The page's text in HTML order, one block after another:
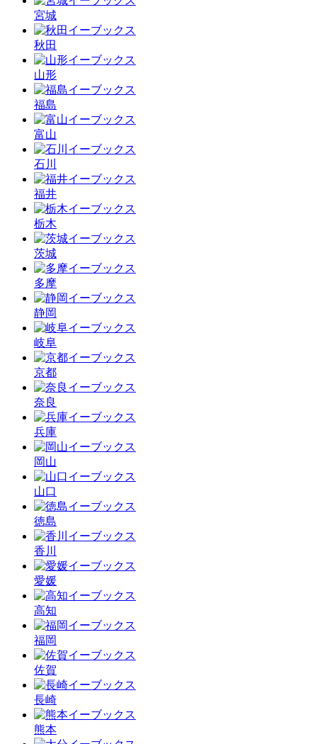
宮城
秋田
山形
福島
富山
石川
福井
栃木
茨城
多摩
静岡
岐阜
京都
奈良
兵庫
岡山
山口
徳島
香川
愛媛
高知
福岡
佐賀
長崎
熊本